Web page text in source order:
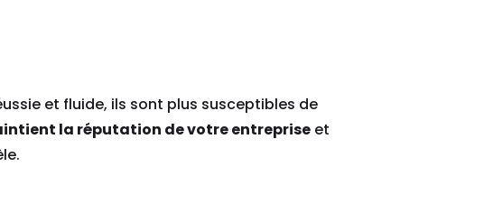
et fluide, ils sont plus susceptibles de
la réputation de votre entreprise et